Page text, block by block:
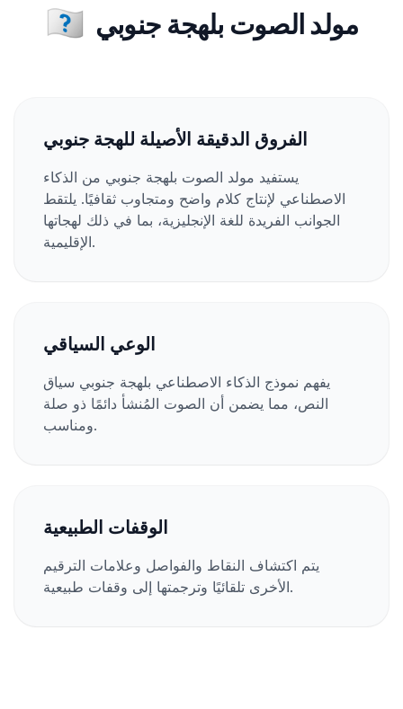
🇺🇸 مولد الصوت بلهجة جنوبي
الفروق الدقيقة الأصيلة للهجة جنوبي
يستفيد مولد الصوت بلهجة جنوبي من الذكاء
الاصطناعي لإنتاج كلام واضح ومتجاوب ثقافيًا. يلتقط
الجوانب الفريدة للغة الإنجليزية، بما في ذلك لهجاتها
الإقليمية.
الوعي السياقي
يفهم نموذج الذكاء الاصطناعي بلهجة جنوبي سياق
النص، مما يضمن أن الصوت المُنشأ دائمًا ذو صلة
ومناسب.
الوقفات الطبيعية
يتم اكتشاف النقاط والفواصل وعلامات الترقيم
الأخرى تلقائيًا وترجمتها إلى وقفات طبيعية.